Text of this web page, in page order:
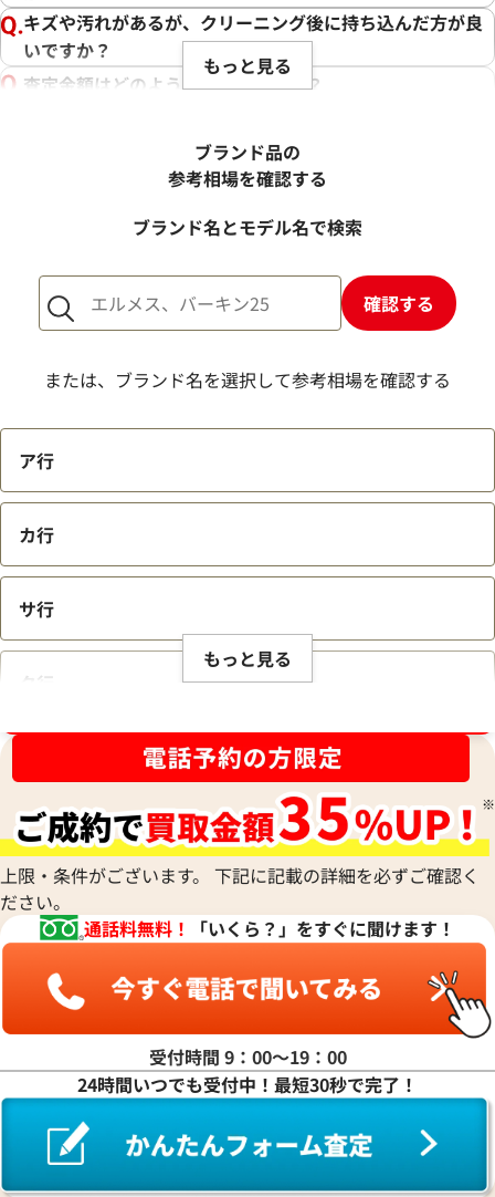
キズや汚れがあるが、クリーニング後に持ち込んだ方が良
いですか？
査定金額はどのように決まりますか？
売却するか悩んでいるのですが、査定だけお願いできます
1点からでも査定できますか？
もっと見る
ブランド品の
参考相場を確認する
ブランド名とモデル名で検索
確認する
または、ブランド名を選択して参考相場を確認する
ア行
カ行
サ行
タ行
ハ行
マ行
ヤ行
ワ行
もっと見る
上限・条件がございます。 下記に記載の詳細を必ずご確認く
ださい。
通話料無料！
「いくら？」をすぐに聞けます！
受付時間 9：00〜19：00
24時間いつでも受付中！最短30秒で完了！